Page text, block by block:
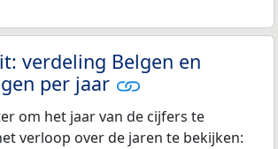
verdeling Belgen en
per jaar
om het jaar van de cijfers te
verloop over de jaren te bekijken: